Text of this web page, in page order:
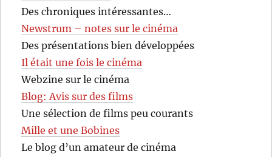
Des chroniques intéressantes…
Newstrum – notes sur le cinéma
Des présentations bien développées
Il était une fois le cinéma
Webzine sur le cinéma
Blog: Avis sur des films
Une sélection de films peu courants
Mille et une Bobines
Le blog d’un amateur de cinéma